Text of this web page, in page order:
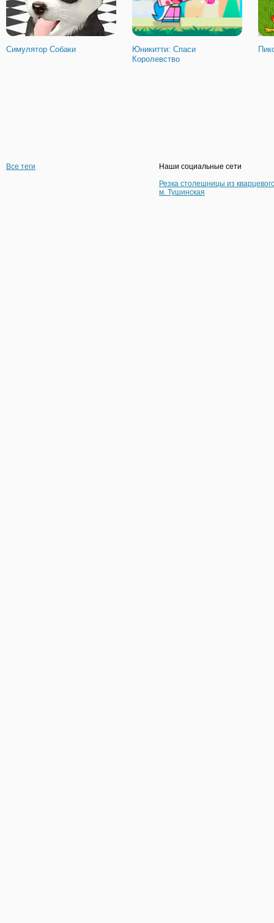
Симулятор Собаки
Юникитти: Спаси
Королевство
Все теги
Наши социальные сети
Резка столешницы из
м. Тушинская